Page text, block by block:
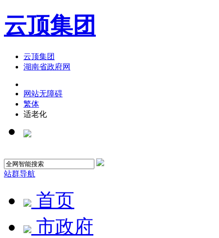
云顶集团
云顶集团
湖南省政府网
网站无障碍
繁体
适老化
站群导航
首页
市政府